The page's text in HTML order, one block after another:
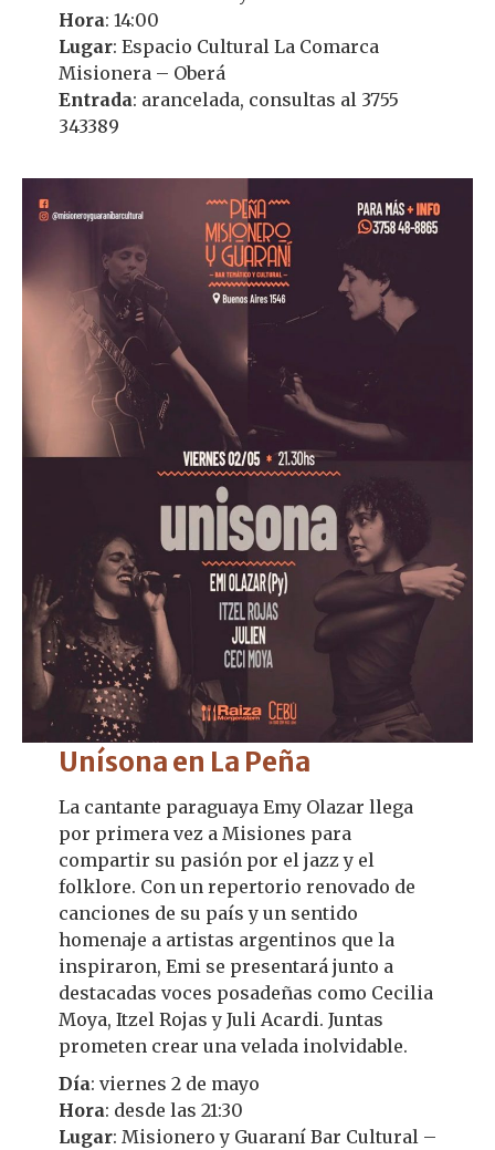
Hora: 14:00
Lugar: Espacio Cultural La Comarca
Misionera – Oberá
Entrada: arancelada, consultas al 3755
343389
Unísona en La Peña
La cantante paraguaya Emy Olazar llega
por primera vez a Misiones para
compartir su pasión por el jazz y el
folklore. Con un repertorio renovado de
canciones de su país y un sentido
homenaje a artistas argentinos que la
inspiraron, Emi se presentará junto a
destacadas voces posadeñas como Cecilia
Moya, Itzel Rojas y Juli Acardi. Juntas
prometen crear una velada inolvidable.
Día: viernes 2 de mayo
Hora: desde las 21:30
Lugar: Misionero y Guaraní Bar Cultural –